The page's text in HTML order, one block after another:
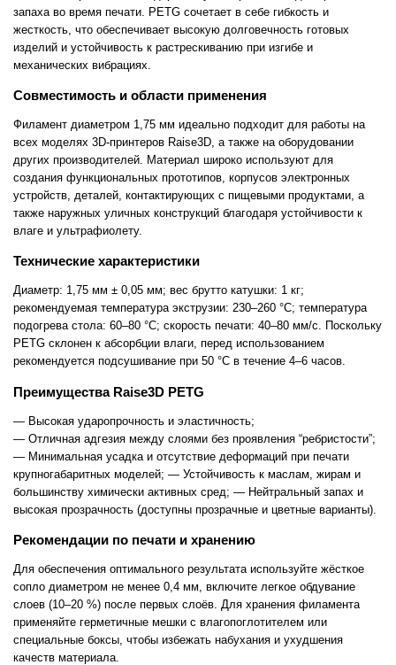
запаха во время печати. PETG сочетает в себе гибкость и
жесткость, что обеспечивает высокую долговечность готовых
изделий и устойчивость к растрескиванию при изгибе и
механических вибрациях.
Совместимость и области применения
Филамент диаметром 1,75 мм идеально подходит для работы на
всех моделях 3D-принтеров Raise3D, а также на оборудовании
других производителей. Материал широко используют для
создания функциональных прототипов, корпусов электронных
устройств, деталей, контактирующих с пищевыми продуктами, а
также наружных уличных конструкций благодаря устойчивости к
влаге и ультрафиолету.
Технические характеристики
Диаметр: 1,75 мм ± 0,05 мм; вес брутто катушки: 1 кг;
рекомендуемая температура экструзии: 230–260 °C; температура
подогрева стола: 60–80 °C; скорость печати: 40–80 мм/с. Поскольку
PETG склонен к абсорбции влаги, перед использованием
рекомендуется подсушивание при 50 °C в течение 4–6 часов.
Преимущества Raise3D PETG
— Высокая ударопрочность и эластичность;
— Отличная адгезия между слоями без проявления “ребристости”;
— Минимальная усадка и отсутствие деформаций при печати
крупногабаритных моделей; — Устойчивость к маслам, жирам и
большинству химически активных сред; — Нейтральный запах и
высокая прозрачность (доступны прозрачные и цветные варианты).
Рекомендации по печати и хранению
Для обеспечения оптимального результата используйте жёсткое
сопло диаметром не менее 0,4 мм, включите легкое обдувание
слоев (10–20 %) после первых слоёв. Для хранения филамента
применяйте герметичные мешки с влагопоглотителем или
специальные боксы, чтобы избежать набухания и ухудшения
качеств материала.